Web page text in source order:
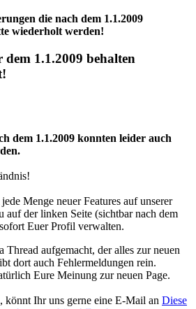
die nach dem 1.1.2009
wiederholt werden!
1.1.2009 behalten
dem 1.1.2009 konnten leider auch
Menge neuer Features auf unserer
auf der linken Seite (sichtbar nach dem
Euer Profil verwalten.
aufgemacht, der alles zur neuen
dort auch Fehlermeldungen rein.
Eure Meinung zur neuen Page.
könnt Ihr uns gerne eine E-Mail an Diese